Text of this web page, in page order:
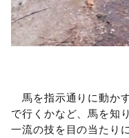
馬を指示通りに動か
で行くかなど、馬を知
一流の技を目の当たり